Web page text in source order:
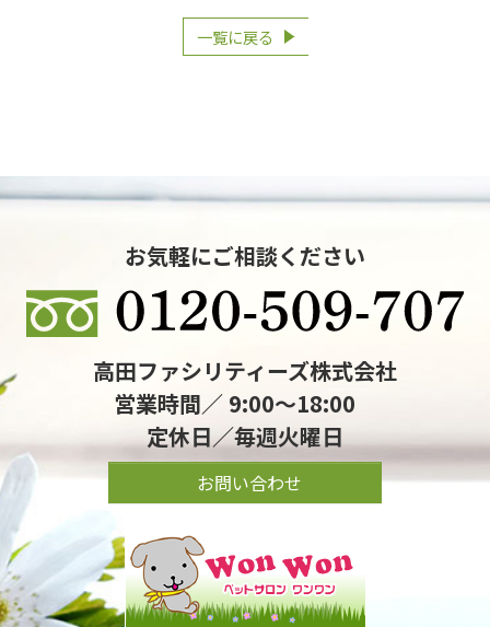
一覧に戻る
お気軽にご相談ください
高田ファシリティーズ株式会社
営業時間／ 9:00～18:00
定休日／毎週火曜日
お問い合わせ